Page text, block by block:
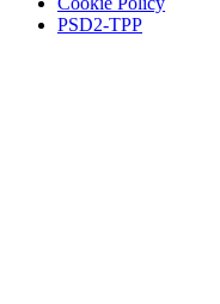
PSD2-TPP